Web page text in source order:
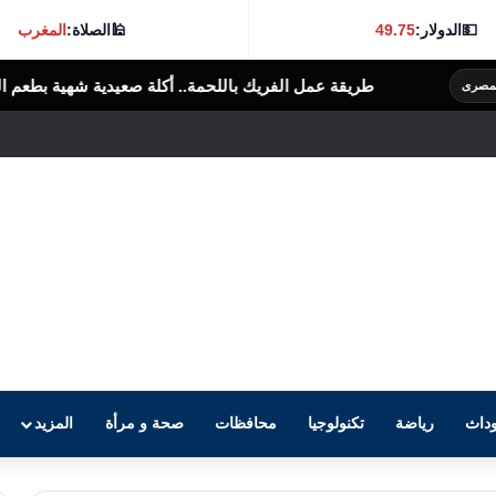
💵الدولار:49.75
🕌الصلاة:المغرب
عمل الفريك باللحمة.. أكلة صعيدية شهية بطعم البيت المصري الرأى
رياضة تكنولوجيا محافظات صحة و مرأة المزيد